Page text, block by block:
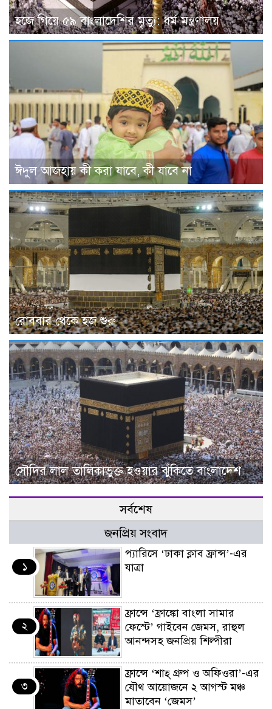
হজে গিয়ে ৫৯ বাংলাদেশির মৃত্যু: ধর্ম মন্ত্রণালয়
ঈদুল আজহায় কী করা যাবে, কী যাবে না
রোববার থেকে হজ শুরু
সৌদির লাল তালিকাভুক্ত হওয়ার ঝুঁকিতে বাংলাদেশ
সর্বশেষ
জনপ্রিয় সংবাদ
১
প্যারিসে ‘ঢাকা ক্লাব ফ্রান্স’-এর
যাত্রা
২
ফ্রান্সে ‘ফ্রাঙ্কো বাংলা সামার
ফেস্টে’ গাইবেন জেমস, রাহুল
আনন্দসহ জনপ্রিয় শিল্পীরা
৩
ফ্রান্সে ‘শাহ্ গ্রুপ ও অফিওরা’-এর
যৌথ আয়োজনে ২ আগস্ট মঞ্চ
মাতাবেন ‘জেমস’